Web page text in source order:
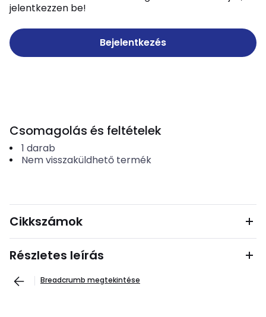
jelentkezzen be!
Bejelentkezés
Csomagolás és feltételek
1 darab
Nem visszaküldhető termék
Cikkszámok
Részletes leírás
Breadcrumb megtekintése